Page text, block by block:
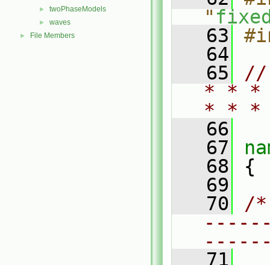
► twoPhaseModels
► waves
► File Members
"
   63
   64
   65
//
* * *
* *
   66
   67
   68
{
   69
   70
/
   71